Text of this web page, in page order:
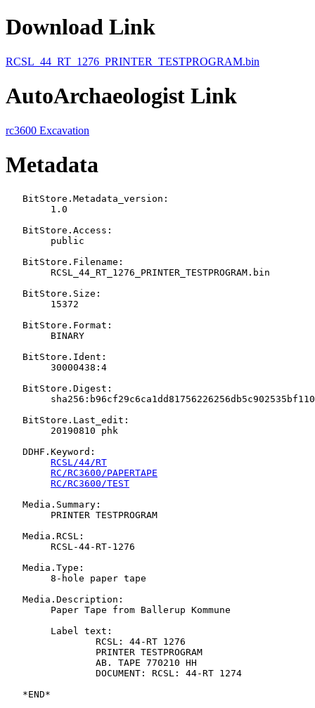
Download Link
RCSL_44_RT_1276_PRINTER_TESTPROGRAM.bin
AutoArchaeologist Link
rc3600 Excavation
Metadata
   BitStore.Metadata_version:
   BitStore.Access:
   BitStore.Filename:
   BitStore.Size:
   BitStore.Format:
   BitStore.Ident:
   BitStore.Digest:
   BitStore.Last_edit:
   DDHF.Keyword:
RCSL/44/RT
RC/RC3600/PAPERTAPE
RC/RC3600/TEST
   Media.Summary:
   Media.RCSL:
   Media.Type:
   Media.Description: